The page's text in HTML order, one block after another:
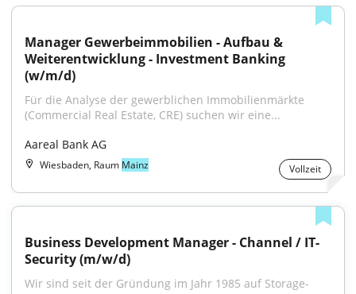
Manager Gewerbeimmobilien - Aufbau &
Weiterentwicklung - Investment Banking
(w/m/d)
Für die Analyse der gewerblichen Immobilienmärkte
(Commercial Real Estate, CRE) suchen wir eine...
Aareal Bank AG
Wiesbaden, Raum Mainz Vollzeit
Business Development Manager - Channel / IT-
Security (m/w/d)
Wir sind seit der Gründung im Jahr 1985 auf Storage-